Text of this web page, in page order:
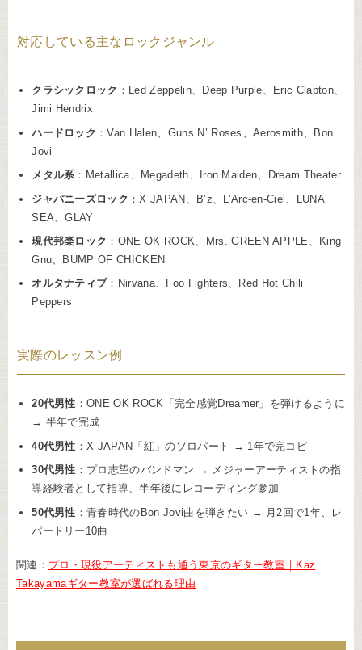
対応している主なロックジャンル
クラシックロック ：Led Zeppelin、Deep Purple、Eric Clapton、
Jimi Hendrix
ハードロック ：Van Halen、Guns N’ Roses、Aerosmith、Bon
Jovi
メタル系：Metallica、Megadeth、Iron Maiden、Dream Theater
ジャパニーズロック ：X JAPAN、B’z、L’Arc-en-Ciel、LUNA
SEA、GLAY
現代邦楽ロック ：ONE OK ROCK、Mrs. GREEN APPLE、King
Gnu、BUMP OF CHICKEN
オルタナティブ：Nirvana、Foo Fighters、Red Hot Chili
Peppers
実際のレッスン例
20代男性 ：ONE OK ROCK「完全感覚Dreamer」を弾けるように
→ 半年で完成
40代男性 ：X JAPAN「紅」のソロパート → 1年で完コピ
30代男性 ：プロ志望のバンドマン → メジャーアーティストの指
導経験者として指導、半年後にレコーディング参加
50代男性 ：青春時代のBon Jovi曲を弾きたい → 月2回で1年、レ
パートリー10曲
関連： プロ・現役アーティストも通う東京のギター教室｜Kaz
Takayamaギター教室が選ばれる理由